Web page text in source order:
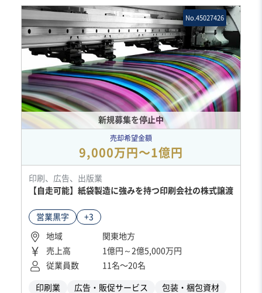
新規募集を停止中
No.45027426
売却希望金額
9,000万円〜1億円
印刷、広告、出版業
【自走可能】紙袋製造に強みを持つ印刷会社の株式譲渡
営業黒字 +3
地域
関東地方
売上高
1億円～2億5,000万円
従業員数
11名〜20名
印刷業 広告・販促サービス 包装・梱包資材